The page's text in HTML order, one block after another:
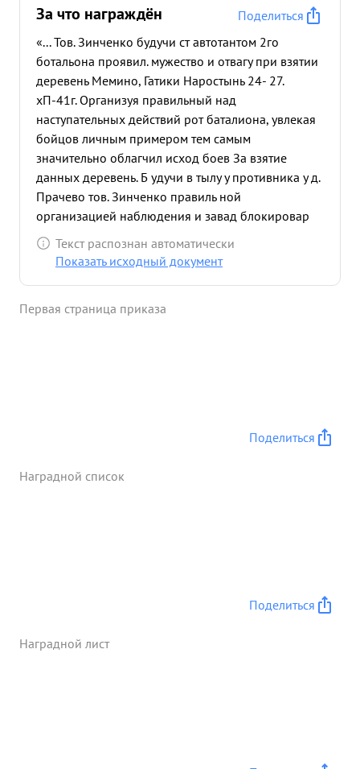
За что награждён
Поделиться
«... Тов. Зинченко будучи ст автотантом 2го
ботальона проявил. мужество и отвагу при взятии
деревень Мемино, Гатики Наростынь 24- 27.
хП-41г. Организуя правильный над
наступательных действий рот баталиона, увлекая
бойцов личным примером тем самым
значительно облагчил исход боев За взятие
данных деревень. Б удучи в тылу у противника у д.
Прачево тов. Зинченко правиль ной
организацией наблюдения и завад блокировар
дорогу П. Остров - Причево выводя из строя
живую силу противника, авто и чуж транспорт
превосходящих сил противника но
из окружения, оставив на поле боях более 60
Текст распознан автоматически
Показать исходный документ
Первая страница приказа
Поделиться
Наградной список
Поделиться
Наградной лист